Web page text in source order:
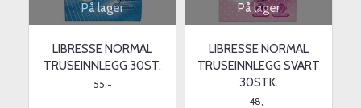
På lager
LIBRESSE NORMAL
TRUSEINNLEGG 30ST.
55,-
På lager
LIBRESSE NORMAL
TRUSEINNLEGG SVART
30STK.
48,-